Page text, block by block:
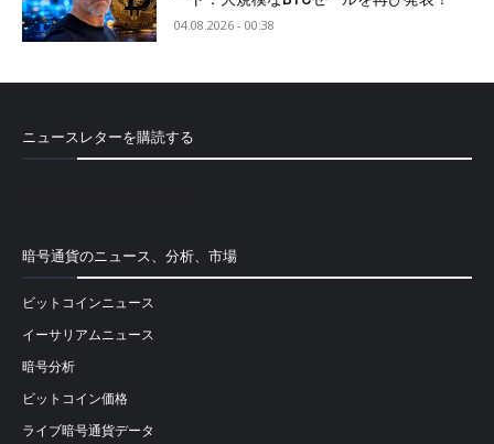
04.08.2026 - 00:38
ニュースレターを購読する
暗号通貨のニュース、分析、市場
ビットコインニュース
イーサリアムニュース
暗号分析
ビットコイン価格
ライブ暗号通貨データ